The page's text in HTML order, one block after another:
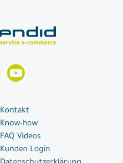
Kontakt
Know-how
FAQ Videos
Kunden Login